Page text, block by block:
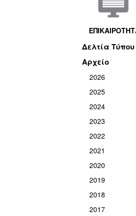
Δελτία Τύπου
Αρχείο
2026
2025
2024
2023
2022
2021
2020
2019
2018
2017